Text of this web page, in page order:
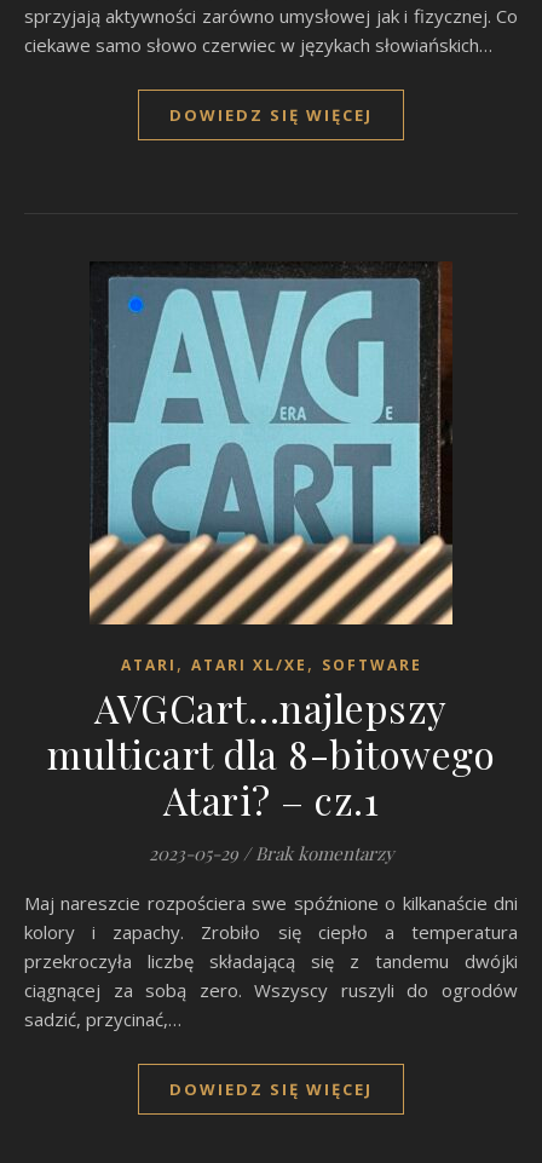
sprzyjają aktywności zarówno umysłowej jak i fizycznej. Co
ciekawe samo słowo czerwiec w językach słowiańskich…
DOWIEDZ SIĘ WIĘCEJ
ATARI , ATARI XL/XE , SOFTWARE
AVGCart…najlepszy
multicart dla 8-bitowego
Atari? – cz.1
2023-05-29 / Brak komentarzy
Maj nareszcie rozpościera swe spóźnione o kilkanaście dni
kolory i zapachy. Zrobiło się ciepło a temperatura
przekroczyła liczbę składającą się z tandemu dwójki
ciągnącej za sobą zero. Wszyscy ruszyli do ogrodów
sadzić, przycinać,…
DOWIEDZ SIĘ WIĘCEJ